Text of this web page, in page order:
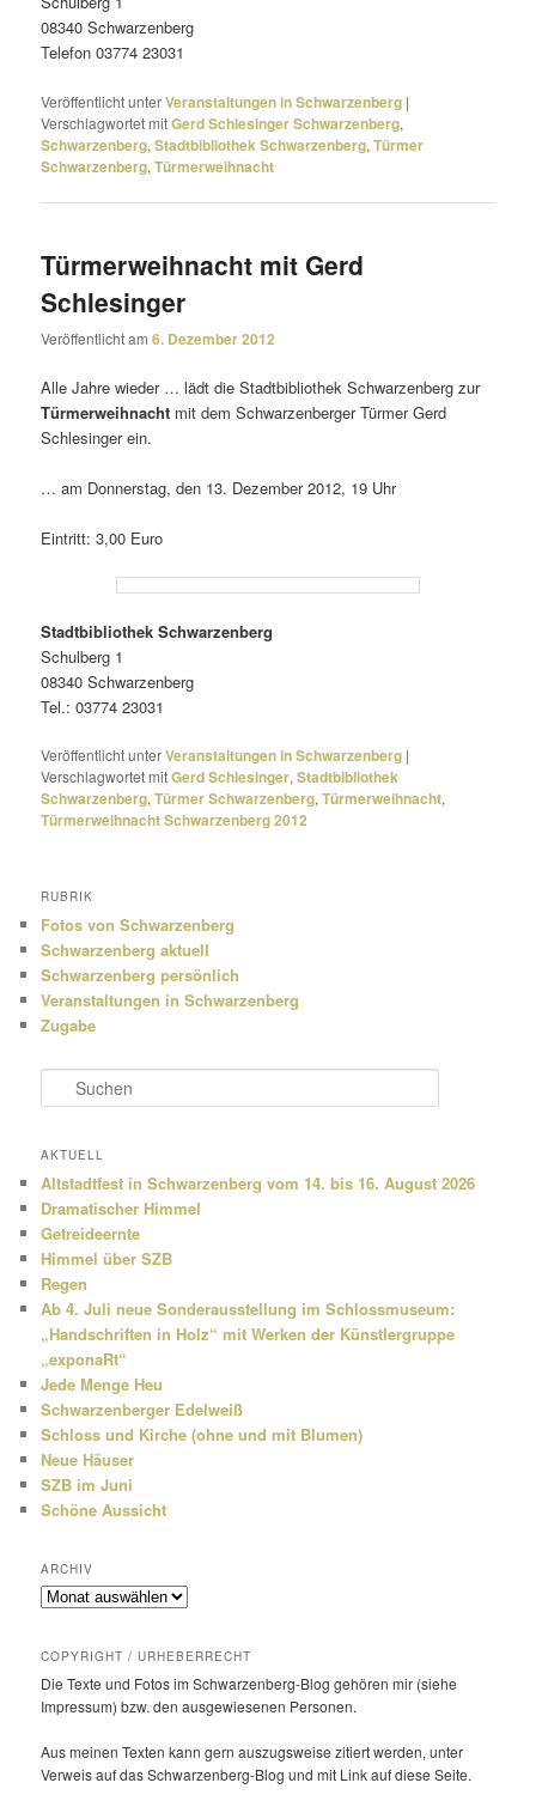
08340 Schwarzenberg
Telefon 03774 23031
Veröffentlicht unterVeranstaltungen in Schwarzenberg |
Verschlagwortet mitGerd Schlesinger Schwarzenberg,
Schwarzenberg,Stadtbibliothek Schwarzenberg,Türmer
Schwarzenberg,Türmerweihnacht
Türmerweihnacht mit Gerd
Schlesinger
Veröffentlicht am6. Dezember 2012
Alle Jahre wieder … lädt die Stadtbibliothek Schwarzenberg zur
Türmerweihnacht mit dem Schwarzenberger Türmer Gerd
Schlesinger ein.
… am Donnerstag, den 13. Dezember 2012, 19 Uhr
Eintritt: 3,00 Euro
Stadtbibliothek Schwarzenberg
Schulberg 1
08340 Schwarzenberg
Tel.: 03774 23031
Veröffentlicht unterVeranstaltungen in Schwarzenberg |
Verschlagwortet mitGerd Schlesinger,Stadtbibliothek
Schwarzenberg,Türmer Schwarzenberg,Türmerweihnacht,
Türmerweihnacht Schwarzenberg 2012
RUBRIK
Fotos von Schwarzenberg
Schwarzenberg aktuell
Schwarzenberg persönlich
Veranstaltungen in Schwarzenberg
Zugabe
u
h
n
AKTUELL
Altstadtfest in Schwarzenberg vom 14. bis 16. August 2026
Dramatischer Himmel
Getreideernte
Himmel über SZB
Regen
Ab 4. Juli neue Sonderausstellung im Schlossmuseum:
„Handschriften in Holz“ mit Werken der Künstlergruppe
„exponaRt“
Jede Menge Heu
Schwarzenberger Edelweiß
Schloss und Kirche (ohne und mit Blumen)
Neue Häuser
SZB im Juni
Schöne Aussicht
ARCHIV
Archiv
COPYRIGHT / URHEBERRECHT
Die Texte und Fotos im Schwarzenberg-Blog gehören mir (siehe
Impressum) bzw. den ausge­wie­senen Personen.
Aus meinen Texten kann gern auszugs­weise zitiert werden, unter
Verweis auf das Schwarzenberg-Blog und mit Link auf diese Seite.